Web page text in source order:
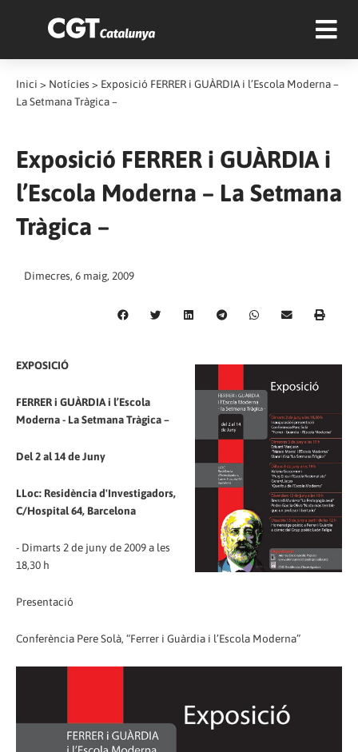
Inici > Notícies > Exposició FERRER i GUÀRDIA i l’Escola Moderna –
La Setmana Tràgica –
Exposició FERRER i GUÀRDIA i
l’Escola Moderna – La Setmana
Tràgica –
Dimecres, 6 maig, 2009
EXPOSICIÓ
FERRER i GUÀRDIA i l’Escola
Moderna - La Setmana Tràgica –
Del 2 al 14 de Juny
LLoc: Residència d'Investigadors,
C/Hospital 64, Barcelona
- Dimarts 2 de juny de 2009 a les
18,30 h
Presentació
Conferència Pere Solà, “Ferrer i Guàrdia i l’Escola Moderna”